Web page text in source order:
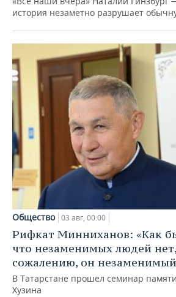
история незаметно разрушает
Общество 03 авг, 00:00
Рифкат Минниханов: «Как
что незаменимых людей
сожалению, он
В Татарстане прошел семинар
Хузина